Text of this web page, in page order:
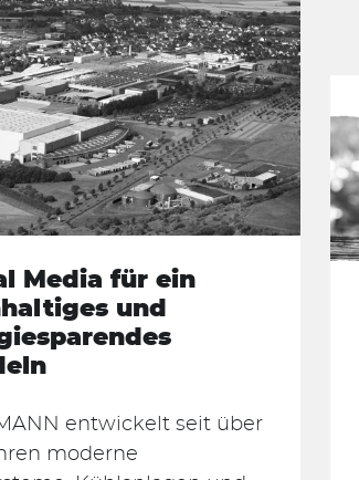
Media für ein
und
entwickelt seit über
moderne